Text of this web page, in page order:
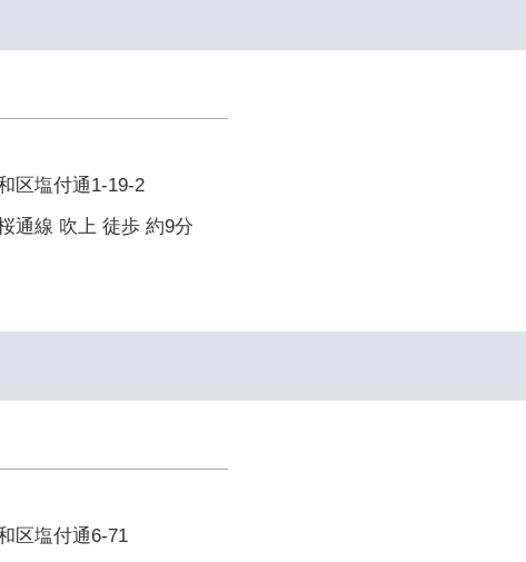
区塩付通1-19-2
通線 吹上 徒歩 約9分
区塩付通6-71